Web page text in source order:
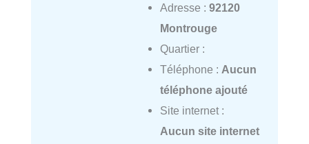
Adresse : 92120
Montrouge
Quartier :
Téléphone : Aucun
téléphone ajouté
Site internet :
Aucun site internet